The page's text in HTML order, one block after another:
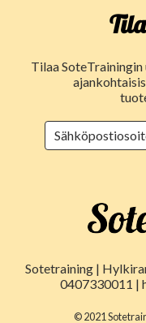
Tilaa
Sotetraining |
0407330011 |
© 2021